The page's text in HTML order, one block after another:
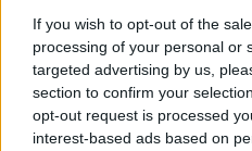
If you wish to opt-out of the
processing of your personal or
targeted advertising by us,
section to confirm your
opt-out request is processed
interest-based ads based on